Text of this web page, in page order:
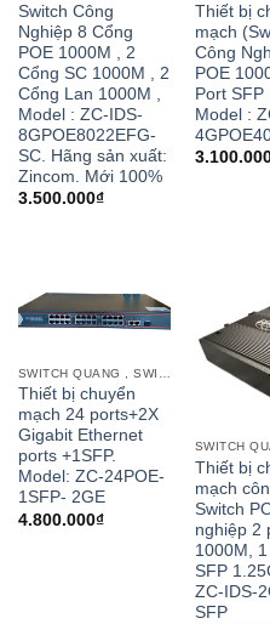
Switch Công
Nghiệp 8 Cổng
POE 1000M , 2
Cổng SC 1000M , 2
Cổng Lan 1000M ,
Model : ZC-IDS-
8GPOE8022EFG-
SC. Hãng sản xuất:
Zincom. Mới 100%
3.500.000₫
Thiết bị
mạch
Công
POE
Port SFP
Model :
Thiết bị chuyển
mạch 24 ports+2X
Gigabit Ethernet
ports +1SFP.
Model: ZC-24POE-
1SFP- 2GE
4.800.000₫
Thiết bị
mạch
Switch
nghiệp 2
1000M,
SFP
ZC-IDS-
SFP